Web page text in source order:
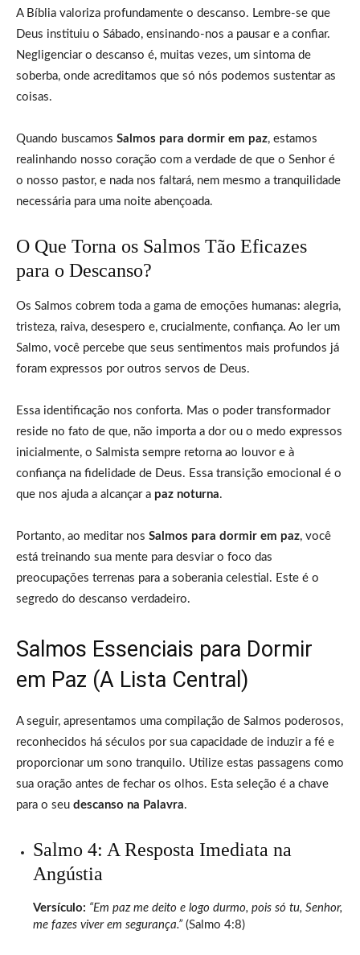
A Bíblia valoriza profundamente o descanso. Lembre-se que
Deus instituiu o Sábado, ensinando-nos a pausar e a confiar.
Negligenciar o descanso é, muitas vezes, um sintoma de
soberba, onde acreditamos que só nós podemos sustentar as
coisas.
Quando buscamos Salmos para dormir em paz, estamos
realinhando nosso coração com a verdade de que o Senhor é
o nosso pastor, e nada nos faltará, nem mesmo a tranquilidade
necessária para uma noite abençoada.
O Que Torna os Salmos Tão Eficazes
para o Descanso?
Os Salmos cobrem toda a gama de emoções humanas: alegria,
tristeza, raiva, desespero e, crucialmente, confiança. Ao ler um
Salmo, você percebe que seus sentimentos mais profundos já
foram expressos por outros servos de Deus.
Essa identificação nos conforta. Mas o poder transformador
reside no fato de que, não importa a dor ou o medo expressos
inicialmente, o Salmista sempre retorna ao louvor e à
confiança na fidelidade de Deus. Essa transição emocional é o
que nos ajuda a alcançar a paz noturna.
Portanto, ao meditar nos Salmos para dormir em paz, você
está treinando sua mente para desviar o foco das
preocupações terrenas para a soberania celestial. Este é o
segredo do descanso verdadeiro.
Salmos Essenciais para Dormir
em Paz (A Lista Central)
A seguir, apresentamos uma compilação de Salmos poderosos,
reconhecidos há séculos por sua capacidade de induzir a fé e
proporcionar um sono tranquilo. Utilize estas passagens como
sua oração antes de fechar os olhos. Esta seleção é a chave
para o seu descanso na Palavra.
Salmo 4: A Resposta Imediata na
Angústia
Versículo: “Em paz me deito e logo durmo, pois só tu, Senhor,
me fazes viver em segurança.” (Salmo 4:8)